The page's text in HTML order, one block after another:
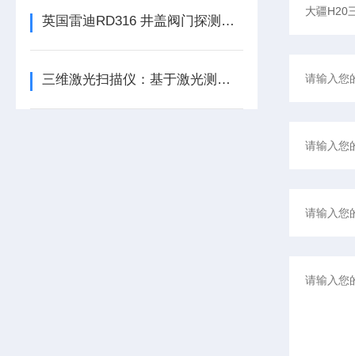
英国雷迪RD316 井盖阀门探测仪特点
三维激光扫描仪：基于激光测距的精准三维重建技术揭秘